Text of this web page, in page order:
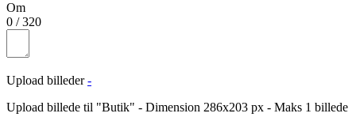
Om
0 /320
Upload billeder -
Upload billede til "Butik" - Dimension 286x203 px - Maks 1 billede